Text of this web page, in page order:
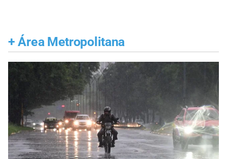
+ Área Metropolitana